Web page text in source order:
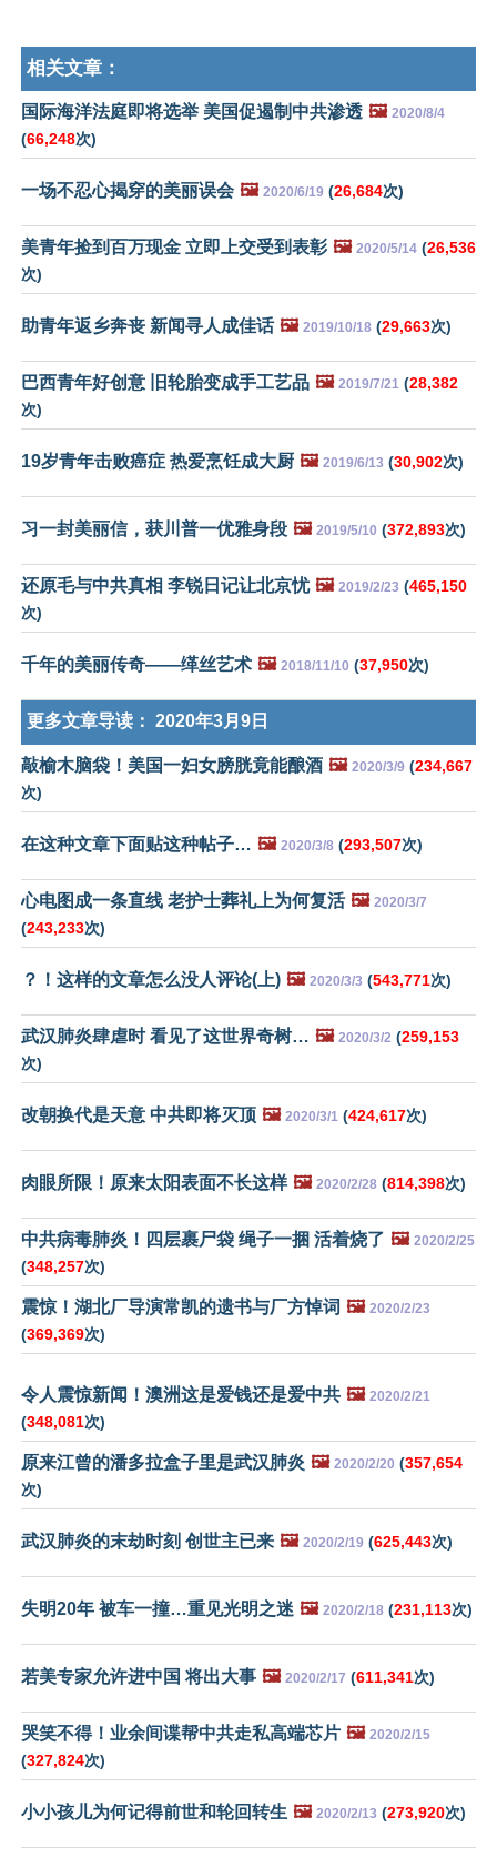
相关文章：
国际海洋法庭即将选举 美国促遏制中共渗透 🖼️ 2020/8/4
(66,248次)
一场不忍心揭穿的美丽误会 🖼️ 2020/6/19 (26,684次)
美青年捡到百万现金 立即上交受到表彰 🖼️ 2020/5/14 (26,536
次)
助青年返乡奔丧 新闻寻人成佳话 🖼️ 2019/10/18 (29,663次)
巴西青年好创意 旧轮胎变成手工艺品 🖼️ 2019/7/21 (28,382
次)
19岁青年击败癌症 热爱烹饪成大厨 🖼️ 2019/6/13 (30,902次)
习一封美丽信，获川普一优雅身段 🖼️ 2019/5/10 (372,893次)
还原毛与中共真相 李锐日记让北京忧 🖼️ 2019/2/23 (465,150
次)
千年的美丽传奇——缂丝艺术 🖼️ 2018/11/10 (37,950次)
更多文章导读： 2020年3月9日
敲榆木脑袋！美国一妇女膀胱竟能酿酒 🖼️ 2020/3/9 (234,667
次)
在这种文章下面贴这种帖子… 🖼️ 2020/3/8 (293,507次)
心电图成一条直线 老护士葬礼上为何复活 🖼️ 2020/3/7
(243,233次)
？！这样的文章怎么没人评论(上) 🖼️ 2020/3/3 (543,771次)
武汉肺炎肆虐时 看见了这世界奇树… 🖼️ 2020/3/2 (259,153
次)
改朝换代是天意 中共即将灭顶 🖼️ 2020/3/1 (424,617次)
肉眼所限！原来太阳表面不长这样 🖼️ 2020/2/28 (814,398次)
中共病毒肺炎！四层裹尸袋 绳子一捆 活着烧了 🖼️ 2020/2/25
(348,257次)
震惊！湖北厂导演常凯的遗书与厂方悼词 🖼️ 2020/2/23
(369,369次)
令人震惊新闻！澳洲这是爱钱还是爱中共 🖼️ 2020/2/21
(348,081次)
原来江曾的潘多拉盒子里是武汉肺炎 🖼️ 2020/2/20 (357,654
次)
武汉肺炎的末劫时刻 创世主已来 🖼️ 2020/2/19 (625,443次)
失明20年 被车一撞…重见光明之迷 🖼️ 2020/2/18 (231,113次)
若美专家允许进中国 将出大事 🖼️ 2020/2/17 (611,341次)
哭笑不得！业余间谍帮中共走私高端芯片 🖼️ 2020/2/15
(327,824次)
小小孩儿为何记得前世和轮回转生 🖼️ 2020/2/13 (273,920次)